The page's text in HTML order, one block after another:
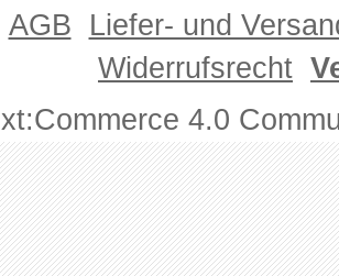
AGB
Liefer- und
Widerrufsrecht
xt:Commerce 4.0